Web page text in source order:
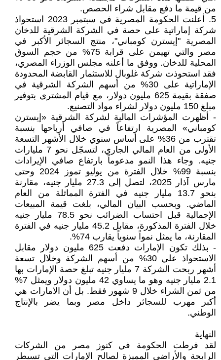
من قيمة ما دفع مقابل شراء الحصص.
5. أعلنت الحكومة المصرية في سبتمبر 2023 استحواذ
شركة إماراتية على حصة في الشركة الشرقية للدخان
المصرية "إيسترن كومباني"، منتج السجائر الأكبر في
مصر والتي تهيمن على قرابة 75% من حجم السوق
المحلية للدخان. ووفق ما أعلنه مجلس الوزراء المصري،
فقد استحوذت شركة غلوبال للاستثمار القابضة المحدودة
الإماراتية على 30% من أسهم الشركة الشرقية في
صفقة بقيمة 625 مليون دولار، مع قيام المشتري بتوفير
مبلغ 150 مليون دولار لشراء مواد التصنيع.
- أظهرت المؤشرات المالية لشركة الشرقية «إيسترن
كومباني» المصرية ارتفاعاً في صافي أرباحها بنسبة
تقترب من 36% على أساس سنوي خلال الأشهر التسعة
الأولى من العام المالي الجاري، لتسجّل نحو 7 مليارات
جنيه. وجاء هذا النمو مدعوماً بارتفاع صافي الإيرادات
بنسبة 99% خلال الفترة من يوليو تموز 2024 وحتى
مارس آذار 2025، لتصل إلى 27.3 مليار جنيه، مقارنة
بنحو 13.7 مليار جنيه في الفترة المماثلة من العام
الماضي. وبحسب البيان المالي، بلغت قيمة المبيعات
الإجمالية قبل احتساب الضرائب نحو 78.5 مليار جنيه
خلال الفترة المذكورة، مقابل 45.2 مليار جنيه في الفترة
المقارنة، ما يمثل نمواً سنوياً يقارب 74%.
- بذلك تكون الإمارات دفعت 625 مليون دولار مقابل
الاستحواذ علي 30% من أسهم الشركة وخلال تسعة
أشهر ربحت الشركة 7 مليار جنيه تبلغ حصة الإمارات بها
2.1 مليار جنيه وهو ما يساوي 42 مليون دولار ويمثل 7%
من ثمن الشراء خلال 9 شهور فقط. بل أن الامارات هي
أكبر مهرب للسجائر داخل مصر وبما يضر بالإنتاج
الوطني.
النهاية
لقد فرطت الحكومة في كنوز مصر من الشركات
الرابحة والأراضي المميزة لصالح الإمارات التي تسيطر